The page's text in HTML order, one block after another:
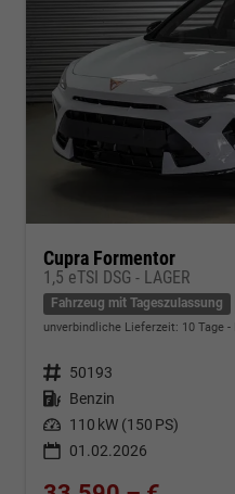
Cupra Formentor
1,5 eTSI DSG - LAGER
Fahrzeug mit Tageszulassung
unverbindliche Lieferzeit: 10 Tage
Fahrzeugnr. 50193
Kraftstoff Benzin
Leistung 110 kW (150 PS)
01.02.2026